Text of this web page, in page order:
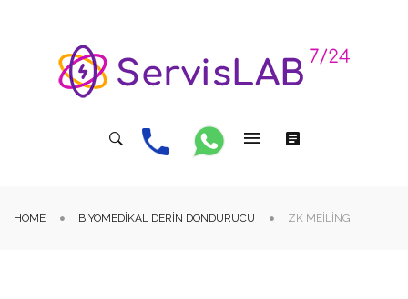
HOME BIYOMEDIKAL DERIN DONDURUCU ZK MEILING